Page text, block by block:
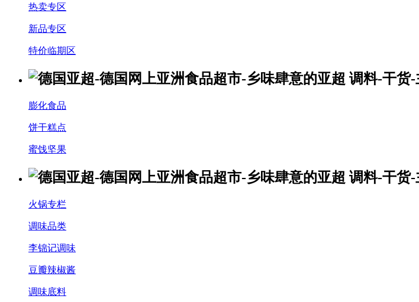
热卖专区
新品专区
特价临期区
膨化食品
饼干糕点
蜜饯坚果
火锅专栏
调味品类
李锦记调味
豆瓣辣椒酱
调味底料